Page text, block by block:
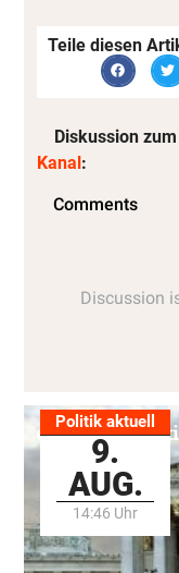
Teile diesen
Diskussion
Kanal:
Politik aktuell
9.
AUG.
14:46 Uhr
Alle